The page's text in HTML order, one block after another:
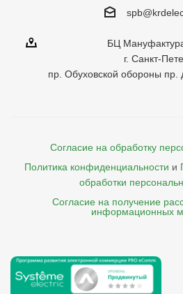
БЦ
г. Санкт-
пр. Обуховской обороны пр.
Согласие на обработку
Политика конфиденциальности и
обработки
Согласие на получение
информационных